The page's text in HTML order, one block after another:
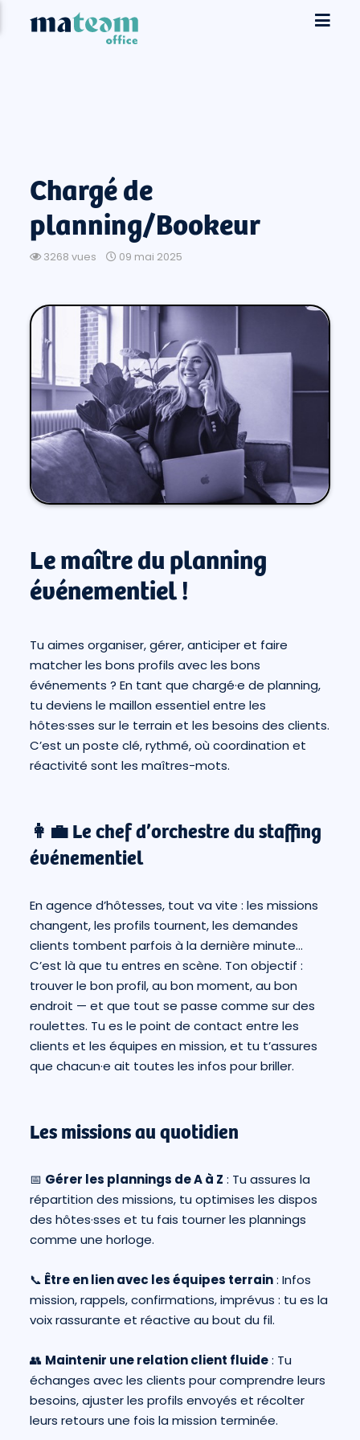
Chargé de
planning/Bookeur
3268 vues 09 mai 2025
Le maître du planning
événementiel !
Tu aimes organiser, gérer, anticiper et faire
matcher les bons profils avec les bons
événements ? En tant que chargé·e de planning,
tu deviens le maillon essentiel entre les
hôtes·sses sur le terrain et les besoins des clients.
C’est un poste clé, rythmé, où coordination et
réactivité sont les maîtres-mots.
👩‍💼 Le chef d’orchestre du staffing
événementiel
En agence d’hôtesses, tout va vite : les missions
changent, les profils tournent, les demandes
clients tombent parfois à la dernière minute…
C’est là que tu entres en scène. Ton objectif :
trouver le bon profil, au bon moment, au bon
endroit — et que tout se passe comme sur des
roulettes. Tu es le point de contact entre les
clients et les équipes en mission, et tu t’assures
que chacun·e ait toutes les infos pour briller.
Les missions au quotidien
📅 Gérer les plannings de A à Z : Tu assures la
répartition des missions, tu optimises les dispos
des hôtes·sses et tu fais tourner les plannings
comme une horloge.
📞 Être en lien avec les équipes terrain: Infos
mission, rappels, confirmations, imprévus : tu es la
voix rassurante et réactive au bout du fil.
👥 Maintenir une relation client fluide: Tu
échanges avec les clients pour comprendre leurs
besoins, ajuster les profils envoyés et récolter
leurs retours une fois la mission terminée.